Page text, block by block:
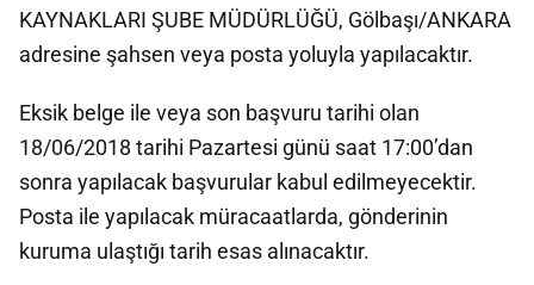
KAYNAKLARI ŞUBE MÜDÜRLÜĞÜ, Gölbaşı/ANKARA
adresine şahsen veya posta yoluyla yapılacaktır.
Eksik belge ile veya son başvuru tarihi olan
18/06/2018 tarihi Pazartesi günü saat 17:00’dan
sonra yapılacak başvurular kabul edilmeyecektir.
Posta ile yapılacak müracaatlarda, gönderinin
kuruma ulaştığı tarih esas alınacaktır.